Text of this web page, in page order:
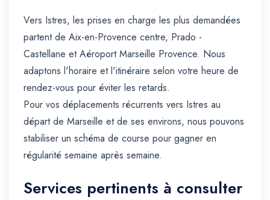
Vers Istres, les prises en charge les plus demandées
partent de Aix-en-Provence centre, Prado -
Castellane et Aéroport Marseille Provence. Nous
adaptons l'horaire et l'itinéraire selon votre heure de
rendez-vous pour éviter les retards.
Pour vos déplacements récurrents vers Istres au
départ de Marseille et de ses environs, nous pouvons
stabiliser un schéma de course pour gagner en
régularité semaine après semaine.
Services pertinents à consulter